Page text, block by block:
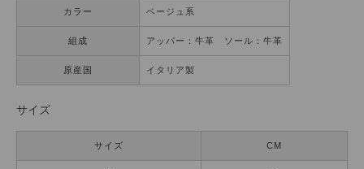
カラー ベージュ系
組成 アッパー：牛革 ソール：牛革
原産国 イタリア製
サイズ
サイズ CM